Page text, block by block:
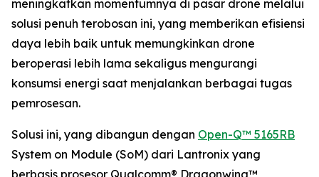
meningkatkan momentumnya di pasar drone melalui
solusi penuh terobosan ini, yang memberikan efisiensi
daya lebih baik untuk memungkinkan drone
beroperasi lebih lama sekaligus mengurangi
konsumsi energi saat menjalankan berbagai tugas
pemrosesan.
Solusi ini, yang dibangun dengan Open-Q™ 5165RB
System on Module (SoM) dari Lantronix yang
berbasis prosesor Qualcomm® Dragonwing™,